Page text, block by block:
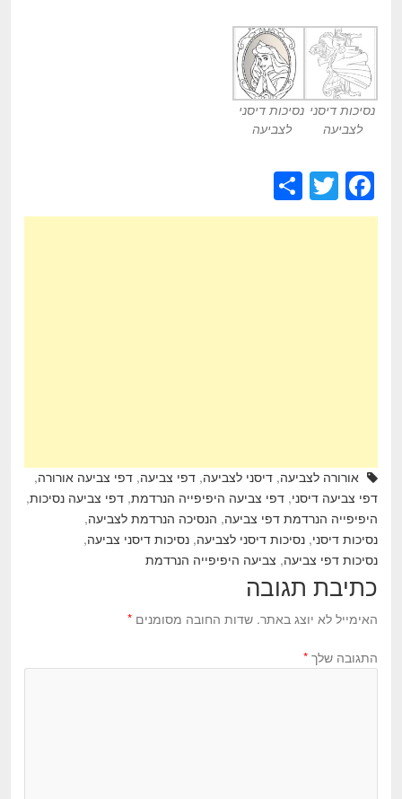
נסיכות דיסני
לצביעה
נסיכות דיסני
לצביעה
F
a
T
wi
h
אורורה לצביעה, דיסני לצביעה, דפי צביעה, דפי צביעה אורורה,
דפי צביעה דיסני, דפי צביעה היפיפייה הנרדמת, דפי צביעה נסיכות,
היפיפייה הנרדמת דפי צביעה, הנסיכה הנרדמת לצביעה,
נסיכות דיסני, נסיכות דיסני לצביעה, נסיכות דיסני צביעה,
נסיכות דפי צביעה, צביעה היפיפייה הנרדמת
כתיבת תגובה
האימייל לא יוצג באתר. שדות החובה מסומנים *
התגובה שלך *